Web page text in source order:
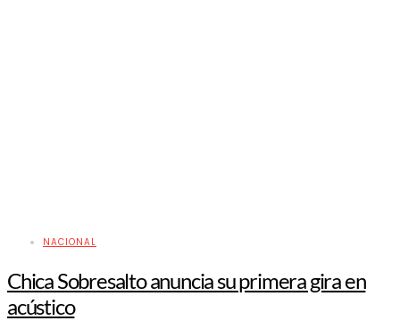
NACIONAL
Chica Sobresalto anuncia su primera gira en
acústico